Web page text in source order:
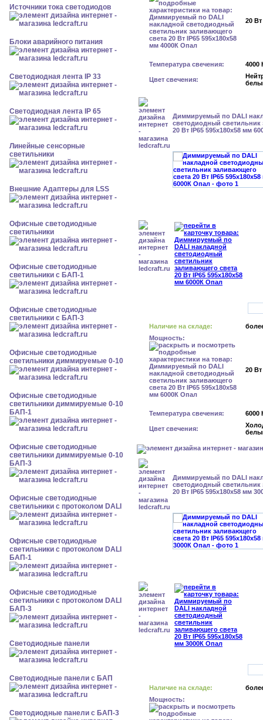
Источники тока светодиодов
Блоки аварийного питания
Светодиодная лента IP 33
Светодиодная лента IP 65
Линейные сенсорные
светильники
Внешние Адаптеры для LSS
Офисные светодиодные
светильники
Офисные светодиодные
светильники с БАП-1
Офисные светодиодные
светильники с БАП-3
Офисные светодиодные
светильники диммируемые 0-10
Офисные светодиодные
светильники диммируемые 0-10
БАП-1
Офисные светодиодные
светильники диммируемые 0-10
БАП-3
Офисные светодиодные
светильники с протоколом DALI
Офисные светодиодные
светильники с протоколом DALI
БАП-1
Офисные светодиодные
светильники с протоколом DALI
БАП-3
Cветодиодные панели
Cветодиодные панели с БАП
Cветодиодные панели с БАП-3
20 Вт
Температура свечения: 4000
Цвет свечения:
Диммируемый по DALI
светодиодный светильник
20 Вт IP65 595x180x58 мм
Наличие на складе:
Мощность:
20 Вт
Температура свечения: 6000
Цвет свечения:
Диммируемый по DALI
светодиодный светильник
20 Вт IP65 595x180x58 мм
Наличие на складе:
Мощность: